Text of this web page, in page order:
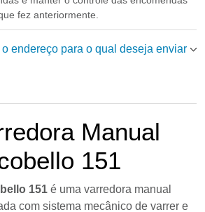
fez anteriormente.
endereço para o qual deseja enviar
Manual
151
151é uma varredora manual
com sistema mecânico de varrer e